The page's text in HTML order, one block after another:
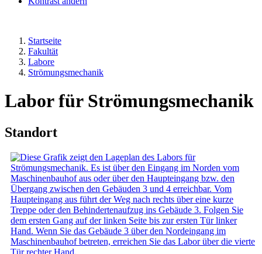
Startseite
Fakultät
Labore
Strömungsmechanik
Labor für Strömungsmechanik
Standort